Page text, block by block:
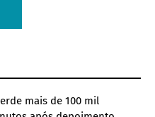
mais de 100 mil